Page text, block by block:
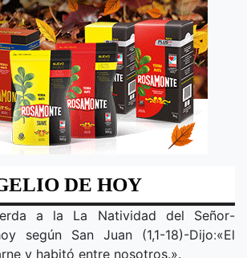
DE HOY
a la La Natividad del Señor-
según San Juan (1,1-18)-Dijo:«El
y habitó entre nosotros.».